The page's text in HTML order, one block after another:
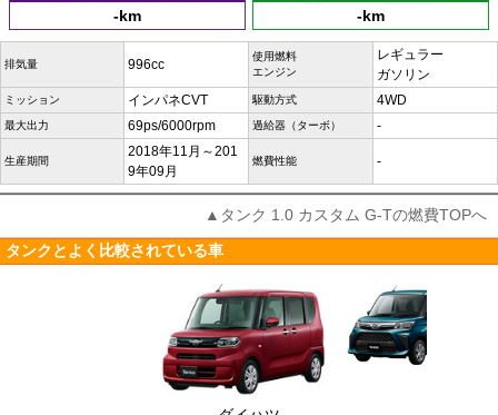
-km -km
排気量 996cc
使用燃料
エンジン
レギュラー
ガソリン
ミッション インパネCVT 駆動方式 4WD
最大出力 69ps/6000rpm 過給器（ターボ） -
生産期間
2018年11月～201
9年09月
燃費性能 -
▲タンク 1.0 カスタム G-Tの燃費TOPへ
タンクとよく比較されている車